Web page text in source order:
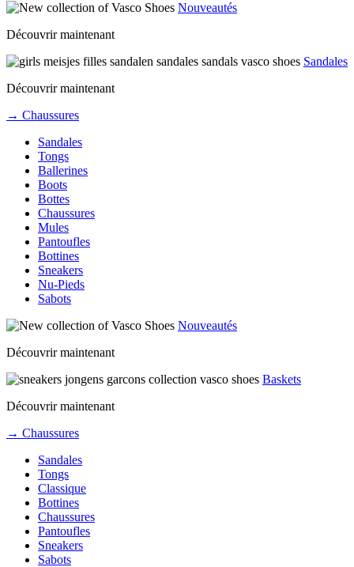
Nouveautés
Découvrir maintenant
Sandales
Découvrir maintenant
→ Chaussures
Sandales
Tongs
Ballerines
Boots
Bottes
Chaussures
Mules
Pantoufles
Bottines
Sneakers
Nu-Pieds
Sabots
Nouveautés
Découvrir maintenant
Baskets
Découvrir maintenant
→ Chaussures
Sandales
Tongs
Classique
Bottines
Chaussures
Pantoufles
Sneakers
Sabots